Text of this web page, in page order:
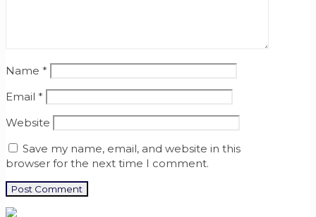
Name *
Email *
Website
Save my name, email, and website in this
browser for the next time I comment.